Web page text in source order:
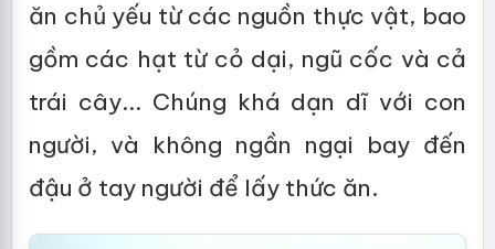
ăn chủ yếu từ các nguồn thực vật, bao
gồm các hạt từ cỏ dại, ngũ cốc và cả
trái cây... Chúng khá dạn dĩ với con
người, và không ngần ngại bay đến
đậu ở tay người để lấy thức ăn.